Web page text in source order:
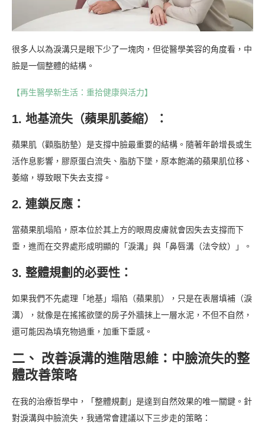
很多人以為淚溝只是眼下少了一塊肉，但從醫學美容的角度看，中
臉是一個整體的結構。
【再生醫學新生活：重拾健康與活力】
1. 地基流失（蘋果肌萎縮）：
蘋果肌（顴脂肪墊）是支撐中臉最重要的結構。隨著年齡增長或生
活作息影響，膠原蛋白流失、脂肪下墜，原本飽滿的蘋果肌位移、
萎縮，導致眼下失去支撐。
2. 連鎖反應：
當蘋果肌塌陷，原本位於其上方的眼周皮膚就會因失去支撐而下
垂，進而在交界處形成明顯的「淚溝」與「鼻唇溝（法令紋）」。
3. 整體規劃的必要性：
如果我們不先處理「地基」塌陷（蘋果肌），只是在表層填補（淚
溝），就像是在搖搖欲墜的房子外牆抹上一層水泥，不但不自然，
還可能因為填充物過重，加重下垂感。
二、 改善淚溝的進階思維：中臉流失的整
體改善策略
在我的治療哲學中，「整體規劃」是達到自然效果的唯一關鍵。針
對淚溝與中臉流失，我通常會建議以下三步走的策略：